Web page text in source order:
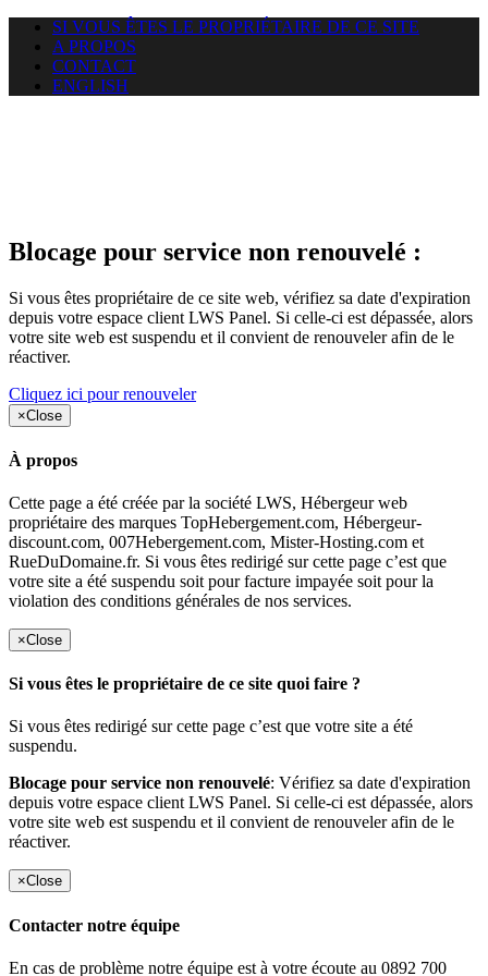
SI VOUS ÊTES LE PROPRIÉTAIRE DE CE SITE
A PROPOS
CONTACT
ENGLISH
Blocage pour service non renouvelé :
Si vous êtes propriétaire de ce site web, vérifiez sa date d'expiration
depuis votre espace client LWS Panel. Si celle-ci est dépassée, alors
votre site web est suspendu et il convient de renouveler afin de le
réactiver.
Cliquez ici pour renouveler
×Close
À propos
Cette page a été créée par la société LWS, Hébergeur web
propriétaire des marques TopHebergement.com, Hébergeur-
discount.com, 007Hebergement.com, Mister-Hosting.com et
RueDuDomaine.fr. Si vous êtes redirigé sur cette page c’est que
votre site a été suspendu soit pour facture impayée soit pour la
violation des conditions générales de nos services.
×Close
Si vous êtes le propriétaire de ce site quoi faire ?
Si vous êtes redirigé sur cette page c’est que votre site a été
suspendu.
Blocage pour service non renouvelé: Vérifiez sa date d'expiration
depuis votre espace client LWS Panel. Si celle-ci est dépassée, alors
votre site web est suspendu et il convient de renouveler afin de le
réactiver.
×Close
Contacter notre équipe
En cas de problème notre équipe est à votre écoute au 0892 700